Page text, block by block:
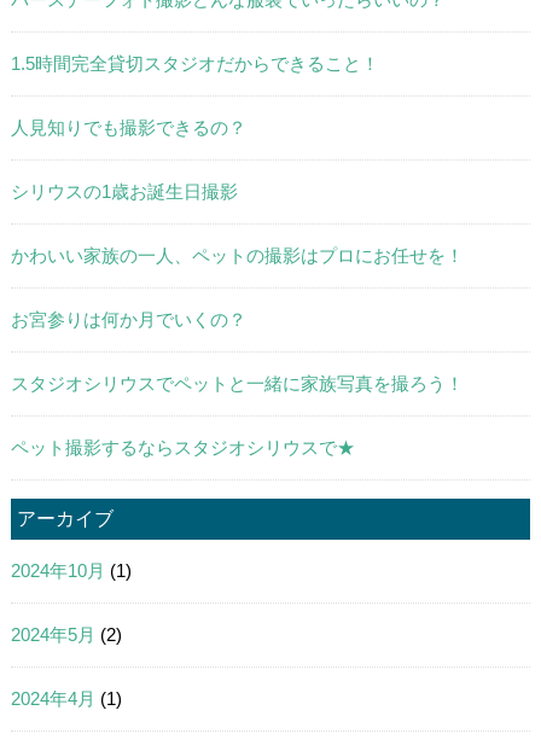
1.5時間完全貸切スタジオだからできること！
人見知りでも撮影できるの？
シリウスの1歳お誕生日撮影
かわいい家族の一人、ペットの撮影はプロにお任せを！
お宮参りは何か月でいくの？
スタジオシリウスでペットと一緒に家族写真を撮ろう！
ペット撮影するならスタジオシリウスで★
アーカイブ
2024年10月 (1)
2024年5月 (2)
2024年4月 (1)